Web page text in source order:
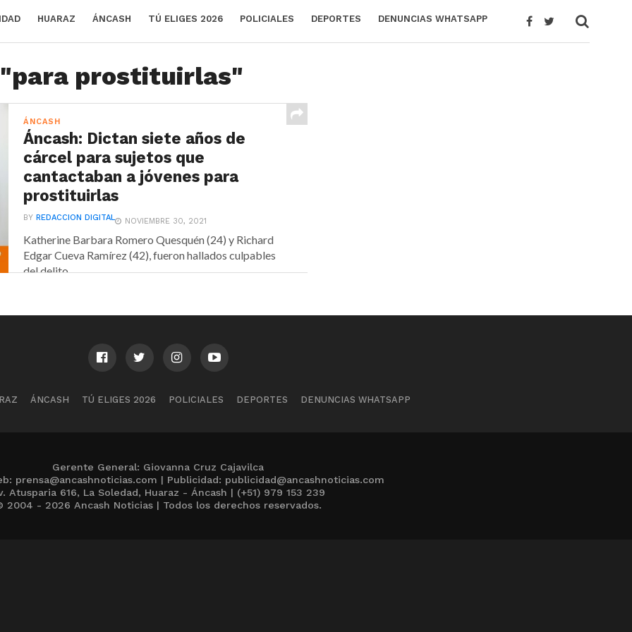
HUARAZ ÁNCASH TÚ ELIGES 2026 POLICIALES DEPORTES DENUNCIAS WHATSAPP
prostituirlas"
ÁNCASH
Áncash: Dictan siete años de
cárcel para sujetos que
cantactaban a jóvenes para
prostituirlas
BYREDACCION DIGITAL NOVIEMBRE 30, 2021
Katherine Barbara Romero Quesquén (24) y Richard
Edgar Cueva Ramírez (42), fueron hallados culpables
del delito...
ÁNCASH TÚ ELIGES 2026 POLICIALES DEPORTES DENUNCIAS WHATSAPP
Gerente General: Giovanna Cruz Cajavilca
prensa@ancashnoticias.com | Publicidad: publicidad@ancashnoticias.com
Atusparia 616, La Soledad, Huaraz - Áncash | (+51) 979 153 239
2004 - 2026 Ancash Noticias | Todos los derechos reservados.